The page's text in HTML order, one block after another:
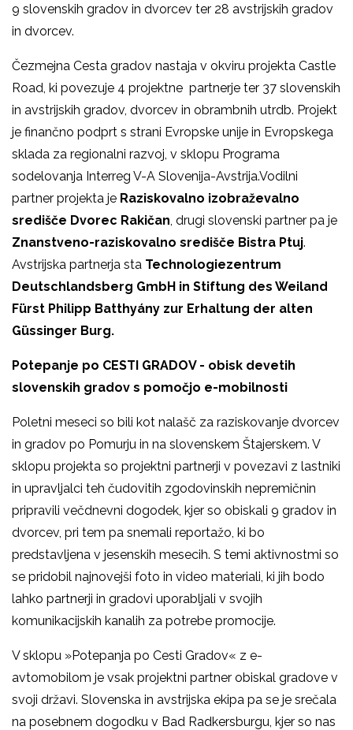
9 slovenskih gradov in dvorcev ter 28 avstrijskih gradov
in dvorcev.
Čezmejna Cesta gradov nastaja v okviru projekta Castle
Road, ki povezuje 4 projektne partnerje ter 37 slovenskih
in avstrijskih gradov, dvorcev in obrambnih utrdb. Projekt
je finančno podprt s strani Evropske unije in Evropskega
sklada za regionalni razvoj, v sklopu Programa
sodelovanja Interreg V-A Slovenija-Avstrija.Vodilni
partner projekta je Raziskovalno izobraževalno
središče Dvorec Rakičan, drugi slovenski partner pa je
Znanstveno-raziskovalno središče Bistra Ptuj.
Avstrijska partnerja sta Technologiezentrum
Deutschlandsberg GmbH in Stiftung des Weiland
Fürst Philipp Batthyány zur Erhaltung der alten
Güssinger Burg.
Potepanje po CESTI GRADOV - obisk devetih
slovenskih gradov s pomočjo e-mobilnosti
Poletni meseci so bili kot nalašč za raziskovanje dvorcev
in gradov po Pomurju in na slovenskem Štajerskem. V
sklopu projekta so projektni partnerji v povezavi z lastniki
in upravljalci teh čudovitih zgodovinskih nepremičnin
pripravili večdnevni dogodek, kjer so obiskali 9 gradov in
dvorcev, pri tem pa snemali reportažo, ki bo
predstavljena v jesenskih mesecih. S temi aktivnostmi so
se pridobil najnovejši foto in video materiali, ki jih bodo
lahko partnerji in gradovi uporabljali v svojih
komunikacijskih kanalih za potrebe promocije.
V sklopu »Potepanja po Cesti Gradov« z e-
avtomobilom je vsak projektni partner obiskal gradove v
svoji državi. Slovenska in avstrijska ekipa pa se je srečala
na posebnem dogodku v Bad Radkersburgu, kjer so nas